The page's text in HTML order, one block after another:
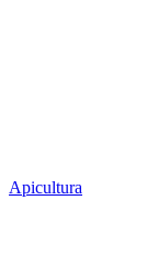
Apicultura